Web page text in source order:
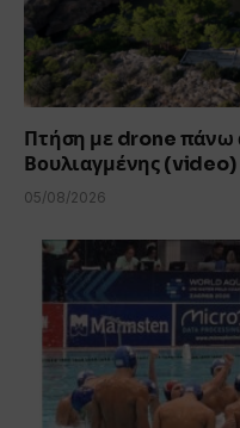
Πτήση με drone πάνω
Βουλιαγμένης (video)
05/08/2026